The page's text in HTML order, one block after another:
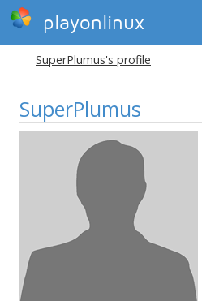
playonlinux
SuperPlumus's profile
SuperPlumus